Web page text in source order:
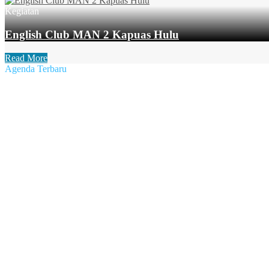
Kegiatan
English Club MAN 2 Kapuas Hulu
Read More
Agenda Terbaru